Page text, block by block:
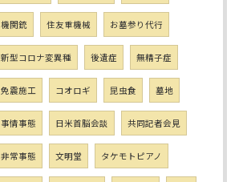
機関銃 住友重機械 お墓参り代行
新型コロナ変異種 後遺症 無精子症
免震施工 コオロギ 昆虫食 墓地
事情事態 日米首脳会談 共同記者会見
非常事態 文明堂 タケモトピアノ